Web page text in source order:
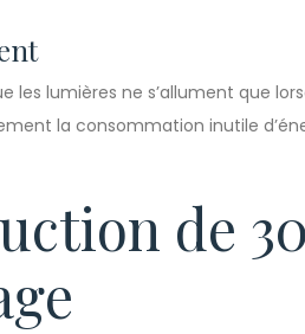
les lumières ne s’allument que
la consommation inutile
de